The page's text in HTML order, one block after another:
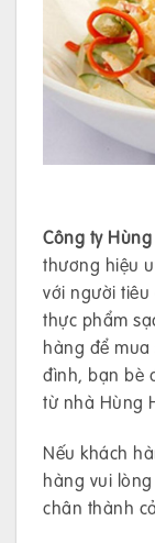
Công ty
thương hiệu
với người
thực phẩm
hàng để
đình, bạn bè
từ nhà Hùng
Nếu khách
hàng vui
chân thành